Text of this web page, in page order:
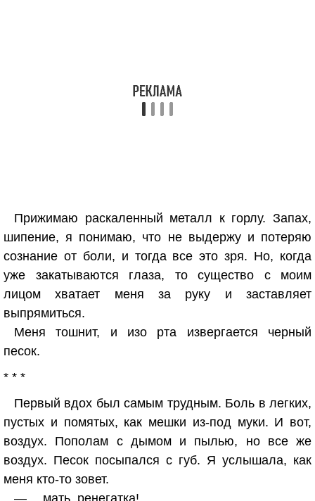
Прижимаю раскаленный металл к горлу. Запах,
шипение, я понимаю, что не выдержу и потеряю
сознание от боли, и тогда все это зря. Но, когда
уже закатываются глаза, то существо с моим
лицом хватает меня за руку и заставляет
выпрямиться.
Меня тошнит, и изо рта извергается черный
песок.
* * *
Первый вдох был самым трудным. Боль в легких,
пустых и помятых, как мешки из-под муки. И вот,
воздух. Пополам с дымом и пылью, но все же
воздух. Песок посыпался с губ. Я услышала, как
меня кто-то зовет.
— …мать, ренегатка!